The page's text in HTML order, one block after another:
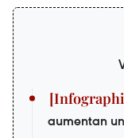
aumentan